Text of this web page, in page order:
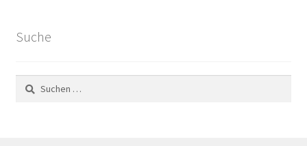
Suche
Suchen
nach: